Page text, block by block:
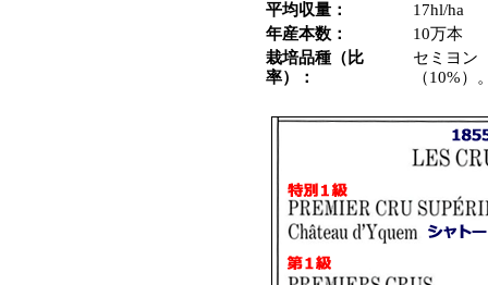
平均収量：
17hl/ha
年産本数：
10万本
栽培品種（比
率）：
セミヨン
（10%）